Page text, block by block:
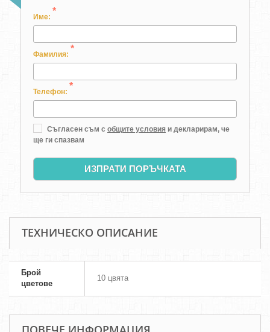
Име:
*
Фамилия:
*
Телефон:
*
Съгласен съм с общите условия и декларирам, че
ще ги спазвам
ИЗПРАТИ ПОРЪЧКАТА
ТЕХНИЧЕСКО ОПИСАНИЕ
Брой
цветове
10 цвята